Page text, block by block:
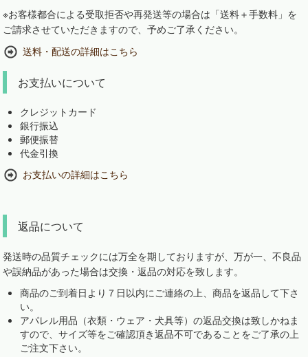
※お客様都合による受取拒否や再発送等の場合は「送料＋手数料」を
ご請求させていただきますので、予めご了承ください。
送料・配送の詳細はこちら
お支払いについて
クレジットカード
銀行振込
郵便振替
代金引換
お支払いの詳細はこちら
返品について
発送時の品質チェックには万全を期しておりますが、万が一、不良品
や誤納品があった場合は交換・返品の対応を致します。
商品のご到着日より７日以内にご連絡の上、商品を返品して下さ
い。
アパレル用品（衣類・ウェア・犬具等）の返品交換は致しかねま
すので、サイズ等をご確認頂き返品不可であることをご了承の上
ご注文下さい。